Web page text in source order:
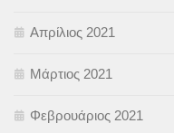
Απρίλιος 2021
Μάρτιος 2021
Φεβρουάριος 2021